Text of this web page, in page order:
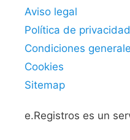
Aviso legal
Política de privacidad
Condiciones
Cookies
Sitemap
e.Registros es un